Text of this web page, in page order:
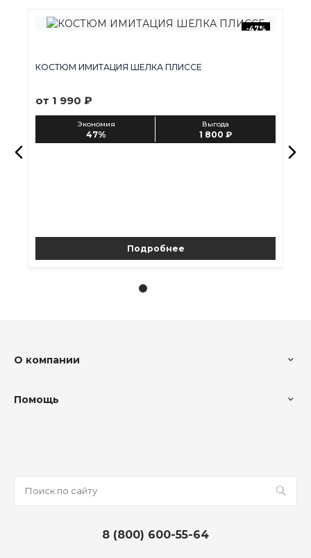
-47%
КОСТЮМ ИМИТАЦИЯ ШЕЛКА ПЛИССЕ
от 1 990 ₽
Экономия
47%
Выгода
1 800 ₽
Подробнее
О компании
Помощь
8 (800) 600-55-64